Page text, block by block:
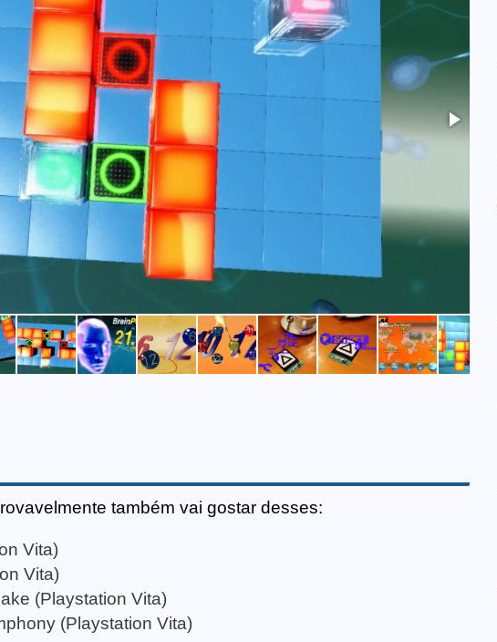
também vai gostar desses:
Vita)
Vita)
(Playstation Vita)
(Playstation Vita)